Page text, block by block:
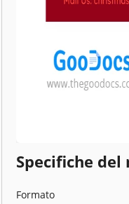
Specifiche del
Formato